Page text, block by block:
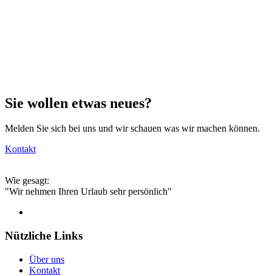
Sie wollen etwas neues?
Melden Sie sich bei uns und wir schauen was wir machen können.
Kontakt
Wie gesagt:
"Wir nehmen Ihren Urlaub sehr persönlich"
Nützliche Links
Über uns
Kontakt